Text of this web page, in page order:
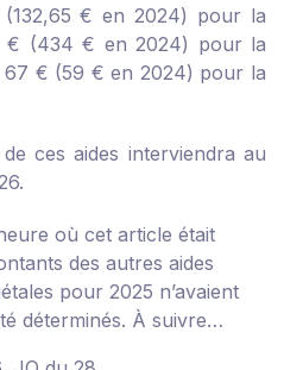
€ en 2024) pour la
(434 € en 2024) pour la
67 € (59 € en 2024) pour la
ces aides interviendra au
où cet article était
des autres aides
pour 2025 n’avaient
déterminés. À suivre…